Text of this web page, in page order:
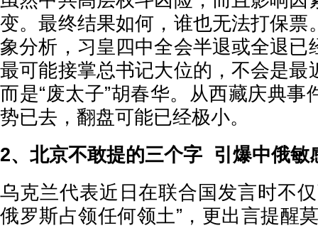
变。最终结果如何，谁也无法打保票
象分析，习皇四中全会半退或全退已
最可能接掌总书记大位的，不会是最
而是“废太子”胡春华。从西藏庆典事
势已去，翻盘可能已经极小。
2、北京不敢提的三个字 引爆中俄敏
乌克兰代表近日在联合国发言时不
俄罗斯占领任何领土”，更出言提醒